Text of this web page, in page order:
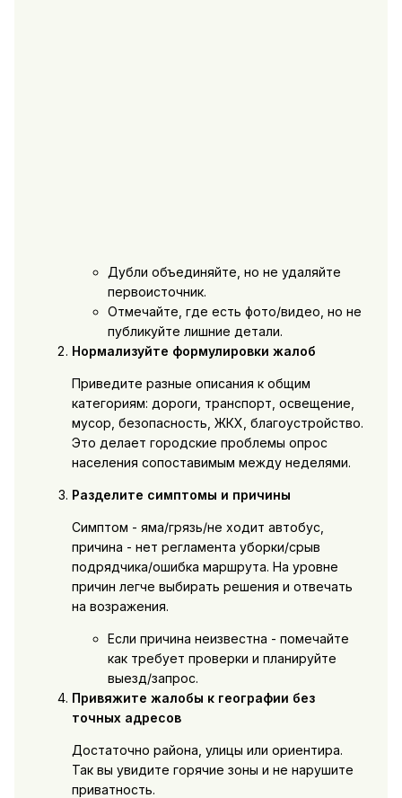
Дубли объединяйте, но не удаляйте
первоисточник.
Отмечайте, где есть фото/видео, но не
публикуйте лишние детали.
Нормализуйте формулировки жалоб
Приведите разные описания к общим
категориям: дороги, транспорт, освещение,
мусор, безопасность, ЖКХ, благоустройство.
Это делает городские проблемы опрос
населения сопоставимым между неделями.
Разделите симптомы и причины
Симптом - яма/грязь/не ходит автобус,
причина - нет регламента уборки/срыв
подрядчика/ошибка маршрута. На уровне
причин легче выбирать решения и отвечать
на возражения.
Если причина неизвестна - помечайте
как требует проверки и планируйте
выезд/запрос.
Привяжите жалобы к географии без
точных адресов
Достаточно района, улицы или ориентира.
Так вы увидите горячие зоны и не нарушите
приватность.